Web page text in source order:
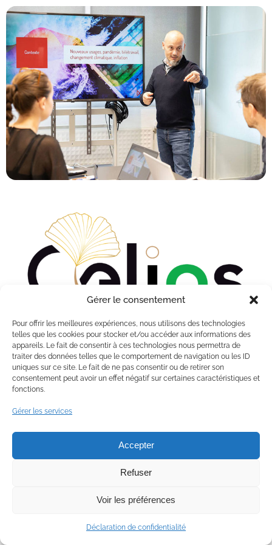
Gérer le consentement
Pour offrir les meilleures expériences, nous utilisons des technologies
telles que les cookies pour stocker et/ou accéder aux informations des
appareils. Le fait de consentir à ces technologies nous permettra de
traiter des données telles que le comportement de navigation ou les ID
uniques sur ce site. Le fait de ne pas consentir ou de retirer son
consentement peut avoir un effet négatif sur certaines caractéristiques et
fonctions.
Gérer les services
Accepter
Refuser
Voir les préférences
Déclaration de confidentialité